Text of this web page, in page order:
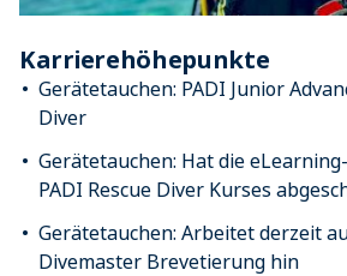
Karrierehöhepunkte
Gerätetauchen: PADI Junior
Diver
Gerätetauchen: Hat die
PADI Rescue Diver Kurses
Gerätetauchen: Arbeitet derzeit
Divemaster Brevetierung hin